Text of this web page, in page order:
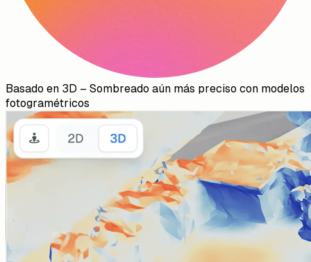
Basado en 3D – Sombreado aún más preciso con modelos
fotogramétricos